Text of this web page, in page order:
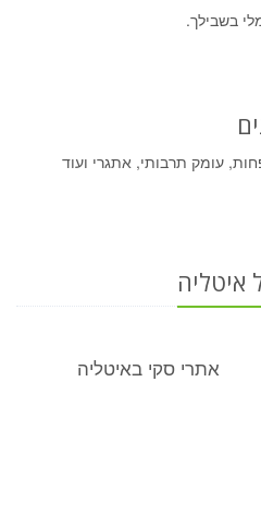
בשבילך.
עומק תרבותי, אתגרי ועוד
איטליה
אתרי סקי באיטליה